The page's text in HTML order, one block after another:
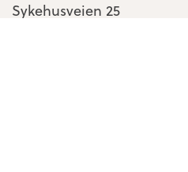
Sykehusveien 25